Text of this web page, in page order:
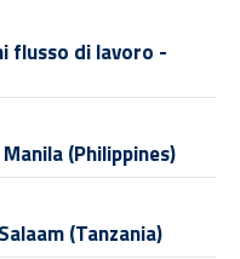
flusso di lavoro -
(Philippines)
(Tanzania)